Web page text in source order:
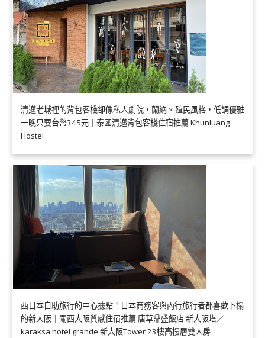
清邁老城裡的背包客棧卻像私人劇院，蘭納 × 殖民風格，低調優雅
一晚只要台幣345元｜泰國清邁背包客棧住宿推薦 Khunluang
Hostel
西日本自助旅行的中心據點！日本商務客與內行旅行者都喜歡下榻
的新大阪｜關西大阪質感住宿推薦 唐草鼎盛飯店 新大阪塔／
karaksa hotel grande 新大阪Tower 23樓高樓層雙人房